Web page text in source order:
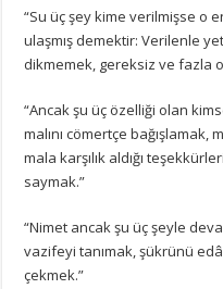
“Su üç şey kime verilmişse o
ulaşmış demektir: Verilenle
dikmemek, gereksiz ve fazla
“Ancak şu üç özelliği olan
malını cömertçe bağışlamak,
mala karşılık aldığı
saymak.”
“Nimet ancak şu üç şeyle
vazifeyi tanımak, şükrünü
çekmek.”